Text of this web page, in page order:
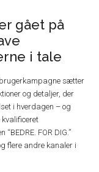
gået på
i tale
sætter
og detaljer, der
i hverdagen – og
kvalificeret
FOR DIG.”
flere andre kanaler i